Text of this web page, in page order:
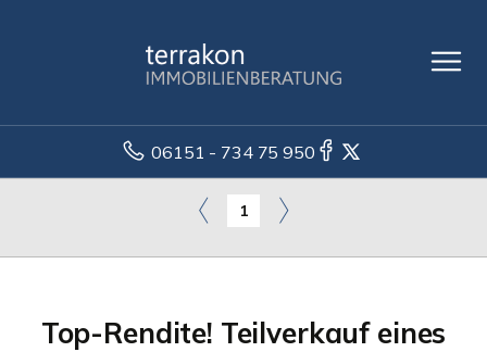
06151 - 734 75 950
1
Top-Rendite! Teilverkauf eines